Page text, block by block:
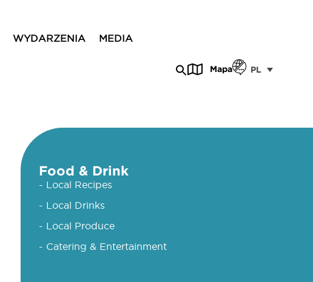
WYDARZENIA MEDIA
Mapa PL
Food & Drink
- Local Recipes
- Local Drinks
- Local Produce
- Catering & Entertainment